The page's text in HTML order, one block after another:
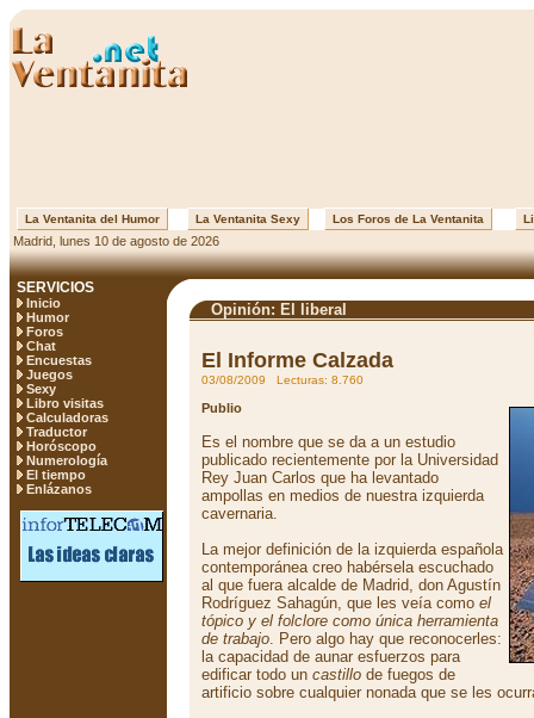
La Ventanita del Humor La Ventanita Sexy Los Foros de La Ventanita
Madrid, lunes 10 de agosto de 2026
SERVICIOS
Inicio
Humor
Foros
Chat
Encuestas
Juegos
Sexy
Libro visitas
Calculadoras
Traductor
Horóscopo
Numerología
El tiempo
Enlázanos
Opinión: El liberal
El Informe Calzada
03/08/2009 Lecturas: 8.760
Publio
Es el nombre que se da a un estudio
publicado recientemente por la Universidad
Rey Juan Carlos que ha levantado
ampollas en medios de nuestra izquierda
cavernaria.
La mejor definición de la izquierda española
contemporánea creo habérsela escuchado
al que fuera alcalde de Madrid, don Agustín
Rodríguez Sahagún, que les veía como el
tópico y el folclore como única herramienta
de trabajo. Pero algo hay que reconocerles:
la capacidad de aunar esfuerzos para
edificar todo un castillo de fuegos de
artificio sobre cualquier nonada que se les